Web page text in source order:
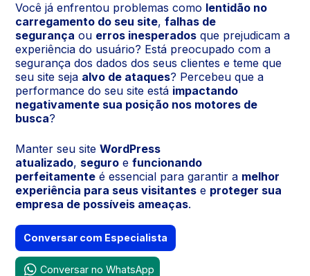
Você já enfrentou problemas como lentidão no
carregamento do seu site,falhas de
segurança ou erros inesperados que prejudicam a
experiência do usuário? Está preocupado com a
segurança dos dados dos seus clientes e teme que
seu site seja alvo de ataques? Percebeu que a
performance do seu site está impactando
negativamente sua posição nos motores de
busca?
Manter seu siteWordPress
atualizado, seguro efuncionando
perfeitamente é essencial para garantir a melhor
experiência para seus visitantes e proteger sua
empresa de possíveis ameaças.
Conversar com Especialista
Conversar no WhatsApp